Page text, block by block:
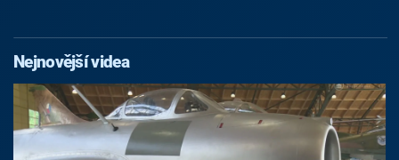
Nejnovější videa